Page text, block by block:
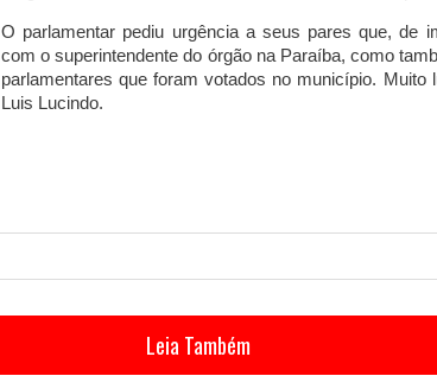
O parlamentar pediu urgência a seus pares que, de
com o superintendente do órgão na Paraíba, como
parlamentares que foram votados no município. Muito
Luis Lucindo.
Leia Também